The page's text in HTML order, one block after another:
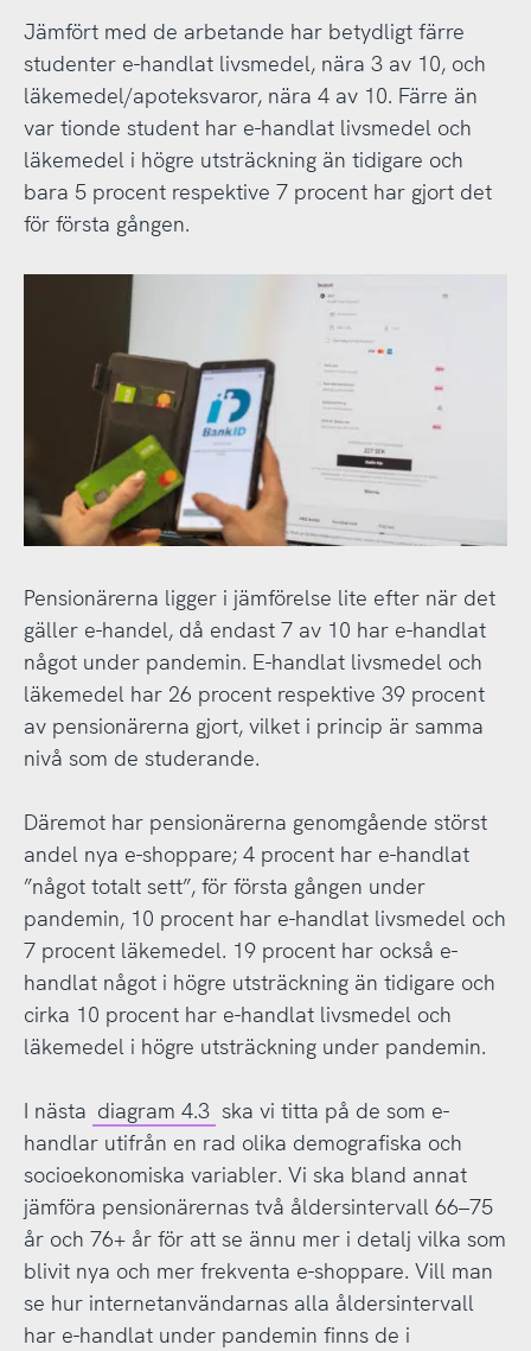
Jämfört med de arbetande har betydligt färre
studenter e-handlat livsmedel, nära 3 av 10, och
läkemedel/apoteksvaror, nära 4 av 10. Färre än
var tionde student har e-handlat livsmedel och
läkemedel i högre utsträckning än tidigare och
bara 5 procent respektive 7 procent har gjort det
för första gången.
Pensionärerna ligger i jämförelse lite efter när det
gäller e-handel, då endast 7 av 10 har e-handlat
något under pandemin. E-handlat livsmedel och
läkemedel har 26 procent respektive 39 procent
av pensionärerna gjort, vilket i princip är samma
nivå som de studerande.
Däremot har pensionärerna genomgående störst
andel nya e-shoppare; 4 procent har e-handlat
”något totalt sett”, för första gången under
pandemin, 10 procent har e-handlat livsmedel och
7 procent läkemedel. 19 procent har också e-
handlat något i högre utsträckning än tidigare och
cirka 10 procent har e-handlat livsmedel och
läkemedel i högre utsträckning under pandemin.
I nästa diagram 4.3 ska vi titta på de som e-
handlar utifrån en rad olika demografiska och
socioekonomiska variabler. Vi ska bland annat
jämföra pensionärernas två åldersintervall 66–75
år och 76+ år för att se ännu mer i detalj vilka som
blivit nya och mer frekventa e-shoppare. Vill man
se hur internetanvändarnas alla åldersintervall
har e-handlat under pandemin finns de i